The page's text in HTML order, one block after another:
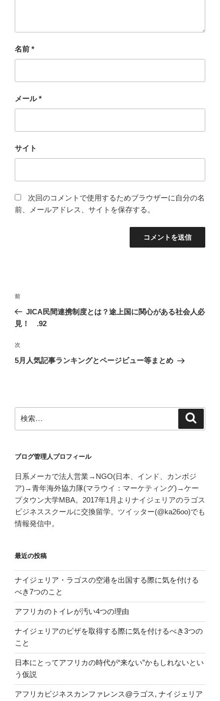
名前 *
メール*
サイト
次回のコメントで使用するためブラウザーに自分の名
前、メールアドレス、サイトを保存する。
投
ナ
ゲ
ー
前
の
投
前
JICA民間連携制度とは？途上国に関心がある社会人必
見！ .92
次
の
次
5月人気記事ランキングとページビュー等まとめ
検
索:
ブログ管理人プロフィール
日系メーカで法人営業→NGO(日本、インド、カンボジ
ア)→青年海外協力隊(マラウイ：マーケティング)→ケー
プタウン大学MBA。2017年1月よりナイジェリアのラゴス
ビジネススクールに交換留学。ツイッター(@ka26oo)でも
情報発信中。
最近の投稿
ナイジェリア・ラゴスの空港を出国する際に気を付ける
べき7つのこと
アフリカのトイレが汚い4つの理由
ナイジェリアのビザを取得する際に気を付けるべき3つの
こと
日本にとってアフリカの時代が“来ない”かもしれないとい
う仮説
アフリカビジネスカンファレンス@ラゴス, ナイジェリア